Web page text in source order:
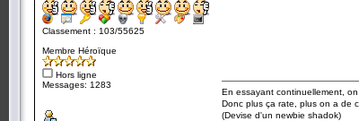
Classement : 103/55625
Membre Héroïque
Hors ligne
Messages: 1283
En essayant continuellement, on
Donc plus ça rate, plus on a de
(Devise d'un newbie shadok)